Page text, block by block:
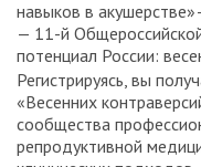
навыков в
— 11-й
потенциал России:
Регистрируясь, вы
«Весенних
сообщества
репродуктивной